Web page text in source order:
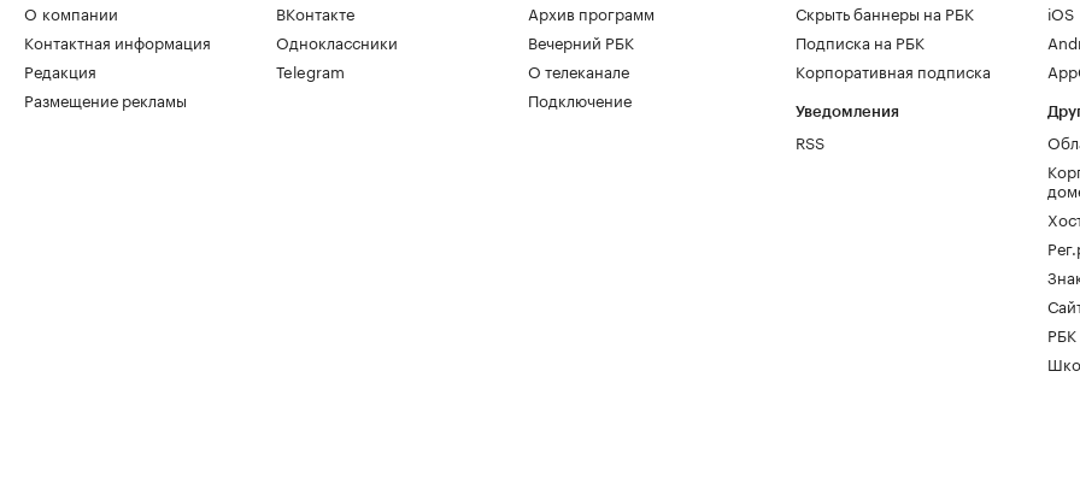
О компании
Контактная информация
Редакция
Размещение рекламы
ВКонтакте
Одноклассники
Telegram
Архив программ
Вечерний РБК
О телеканале
Подключение
Скрыть баннеры на РБК
Подписка на РБК
Корпоративная подписка
Уведомления
RSS
iOS